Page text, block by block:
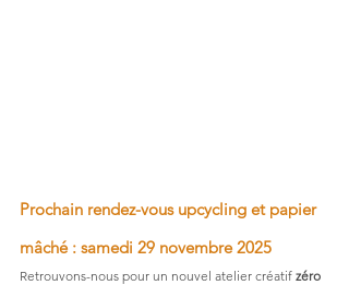
Prochain rendez-vous upcycling et papier
mâché : samedi 29 novembre 2025
Retrouvons-nous pour un nouvel atelier créatif zéro